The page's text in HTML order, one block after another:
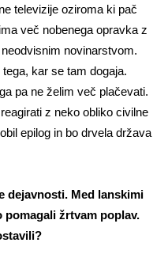
televizije oziroma ki pač
več nobenega opravka z
novinarstvom.
tega, kar se tam dogaja.
pa ne želim več plačevati.
z neko obliko civilne
epilog in bo drvela država
dejavnosti. Med lanskimi
žrtvam poplav.